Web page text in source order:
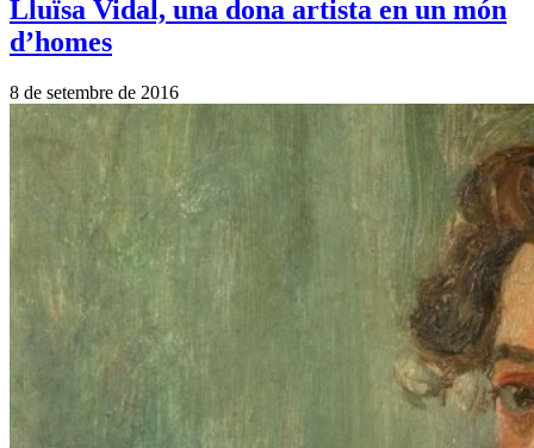
Lluïsa Vidal, una dona artista en un món
d’homes
8 de setembre de 2016